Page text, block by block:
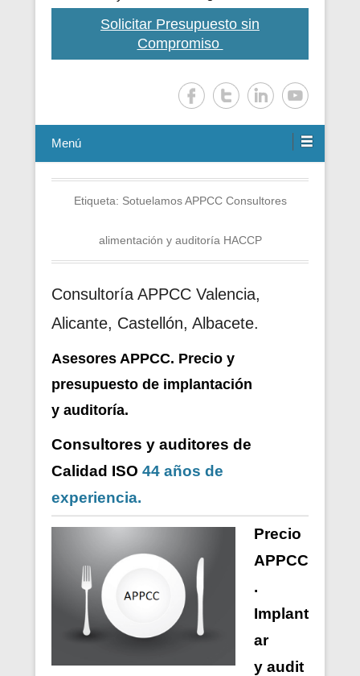
Solicitar Presupuesto sin
Compromiso
Menú
Etiqueta: Sotuelamos APPCC Consultores
alimentación y auditoría HACCP
Consultoría APPCC Valencia,
Alicante, Castellón, Albacete.
Asesores APPCC. Precio y
presupuesto de implantación
y auditoría.
Consultores y auditores de
Calidad ISO 44 años de
experiencia.
Precio
APPCC
.
Implant
ar
y audit